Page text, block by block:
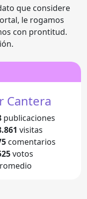
que considere
le rogamos
con prontitud.
Cantera
publicaciones
visitas
comentarios
votos